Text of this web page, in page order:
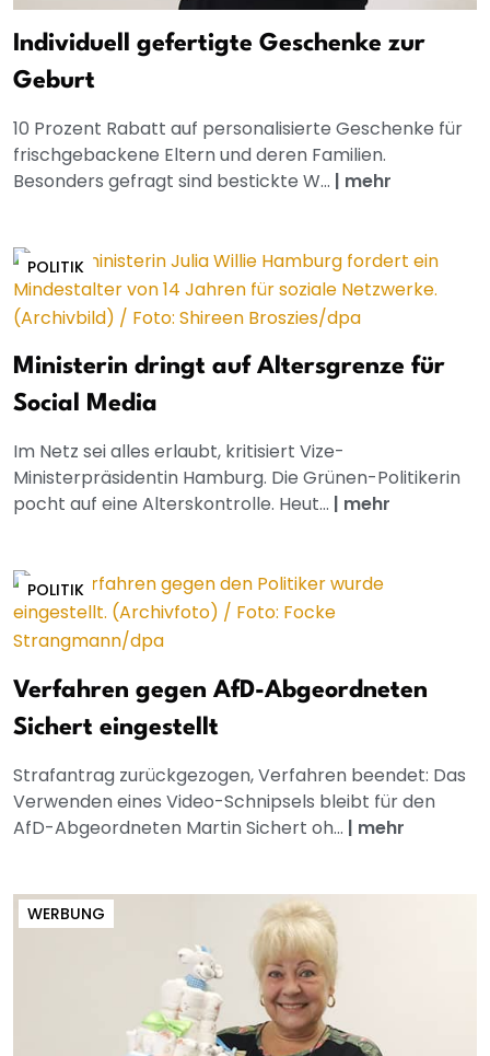
Individuell gefertigte Geschenke zur
Geburt
10 Prozent Rabatt auf personalisierte Geschenke für
frischgebackene Eltern und deren Familien.
Besonders gefragt sind bestickte W... | mehr
POLITIK
Ministerin dringt auf Altersgrenze für
Social Media
Im Netz sei alles erlaubt, kritisiert Vize-
Ministerpräsidentin Hamburg. Die Grünen-Politikerin
pocht auf eine Alterskontrolle. Heut... | mehr
POLITIK
Verfahren gegen AfD-Abgeordneten
Sichert eingestellt
Strafantrag zurückgezogen, Verfahren beendet: Das
Verwenden eines Video-Schnipsels bleibt für den
AfD-Abgeordneten Martin Sichert oh... | mehr
WERBUNG